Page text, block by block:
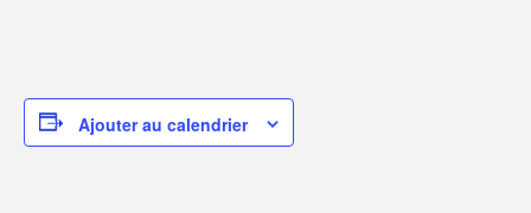
Ajouter au calendrier